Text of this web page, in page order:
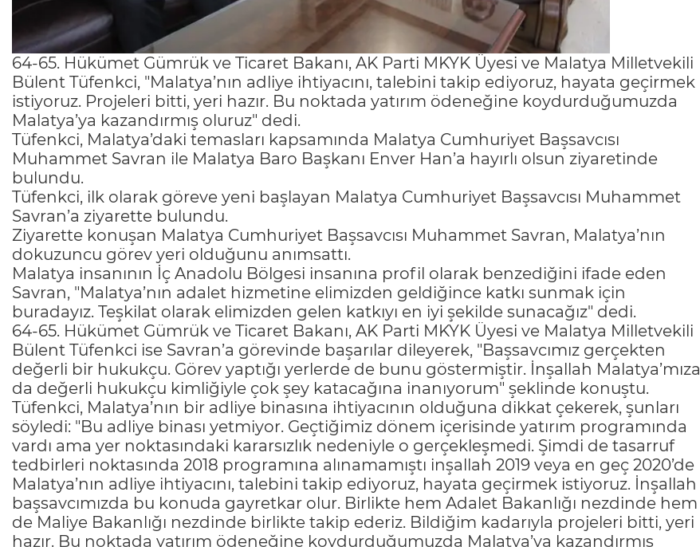
64-65. Hükümet Gümrük ve Ticaret Bakanı, AK Parti MKYK Üyesi ve Malatya Milletvekili
Bülent Tüfenkci, "Malatya’nın adliye ihtiyacını, talebini takip ediyoruz, hayata geçirmek
istiyoruz. Projeleri bitti, yeri hazır. Bu noktada yatırım ödeneğine koydurduğumuzda
Malatya’ya kazandırmış oluruz" dedi.
Tüfenkci, Malatya’daki temasları kapsamında Malatya Cumhuriyet Başsavcısı
Muhammet Savran ile Malatya Baro Başkanı Enver Han’a hayırlı olsun ziyaretinde
bulundu.
Tüfenkci, ilk olarak göreve yeni başlayan Malatya Cumhuriyet Başsavcısı Muhammet
Savran’a ziyarette bulundu.
Ziyarette konuşan Malatya Cumhuriyet Başsavcısı Muhammet Savran, Malatya’nın
dokuzuncu görev yeri olduğunu anımsattı.
Malatya insanının İç Anadolu Bölgesi insanına profil olarak benzediğini ifade eden
Savran, "Malatya’nın adalet hizmetine elimizden geldiğince katkı sunmak için
buradayız. Teşkilat olarak elimizden gelen katkıyı en iyi şekilde sunacağız" dedi.
64-65. Hükümet Gümrük ve Ticaret Bakanı, AK Parti MKYK Üyesi ve Malatya Milletvekili
Bülent Tüfenkci ise Savran’a görevinde başarılar dileyerek, "Başsavcımız gerçekten
değerli bir hukukçu. Görev yaptığı yerlerde de bunu göstermiştir. İnşallah Malatya’mıza
da değerli hukukçu kimliğiyle çok şey katacağına inanıyorum" şeklinde konuştu.
Tüfenkci, Malatya’nın bir adliye binasına ihtiyacının olduğuna dikkat çekerek, şunları
söyledi: "Bu adliye binası yetmiyor. Geçtiğimiz dönem içerisinde yatırım programında
vardı ama yer noktasındaki kararsızlık nedeniyle o gerçekleşmedi. Şimdi de tasarruf
tedbirleri noktasında 2018 programına alınamamıştı inşallah 2019 veya en geç 2020’de
Malatya’nın adliye ihtiyacını, talebini takip ediyoruz, hayata geçirmek istiyoruz. İnşallah
başsavcımızda bu konuda gayretkar olur. Birlikte hem Adalet Bakanlığı nezdinde hem
de Maliye Bakanlığı nezdinde birlikte takip ederiz. Bildiğim kadarıyla projeleri bitti, yeri
hazır. Bu noktada yatırım ödeneğine koydurduğumuzda Malatya’ya kazandırmış